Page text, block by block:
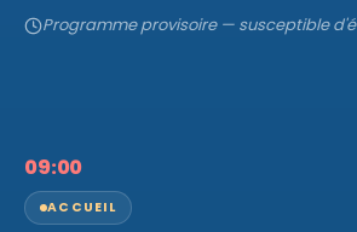
Programme provisoire — susceptible
09:00
ACCUEIL